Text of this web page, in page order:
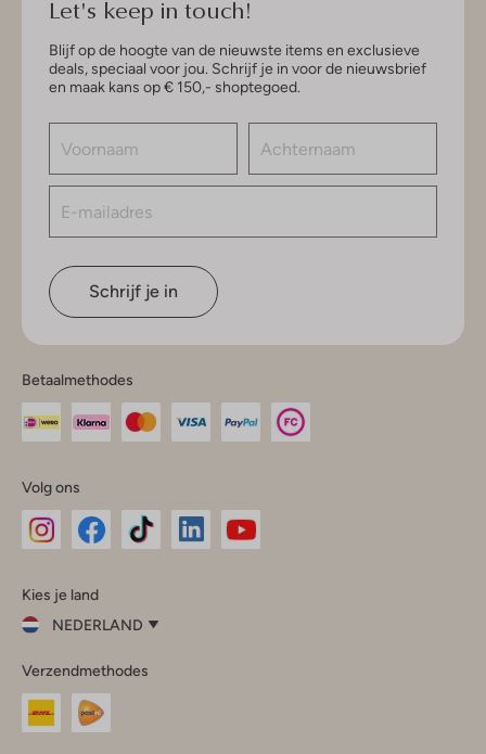
Let's keep in touch!
Blijf op de hoogte van de nieuwste items en exclusieve
deals, speciaal voor jou. Schrijf je in voor de nieuwsbrief
en maak kans op € 150,- shoptegoed.
Schrijf je in
Betaalmethodes
Volg ons
InstagramFacebook
Kies je land
NEDERLAND
je
land
Nederland
Verzendmethodes